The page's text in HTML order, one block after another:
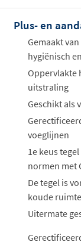
ophalen...
Plus- en
Gemaakt
hygiënisch
Oppervlakte
uitstraling
Geschikt als
voeglijnen
1e keus
normen met
De tegel is
koude
Uitermate